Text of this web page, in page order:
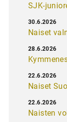
SJK-
Naiset
30.6.2026
28.6.2026
Naiset
22.6.2026
Naisten
22.6.2026